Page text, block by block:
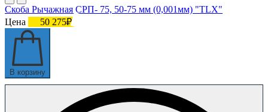
Скоба Рычажная СРП- 75, 50-75 мм (0,001мм) "TLX"
Цена
50 275₽
В корзину